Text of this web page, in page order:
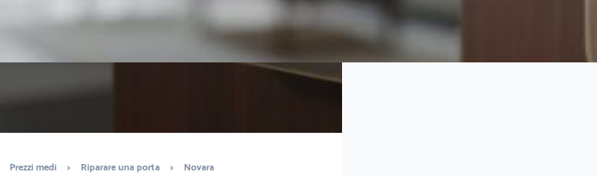
Prezzi medi > Riparare una porta > Novara